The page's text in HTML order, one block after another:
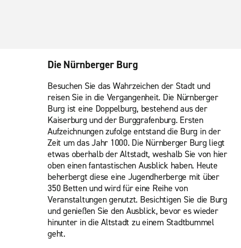
Die Nürnberger Burg
Besuchen Sie das Wahrzeichen der Stadt und
reisen Sie in die Vergangenheit. Die Nürnberger
Burg ist eine Doppelburg, bestehend aus der
Kaiserburg und der Burggrafenburg. Ersten
Aufzeichnungen zufolge entstand die Burg in der
Zeit um das Jahr 1000. Die Nürnberger Burg liegt
etwas oberhalb der Altstadt, weshalb Sie von hier
oben einen fantastischen Ausblick haben. Heute
beherbergt diese eine Jugendherberge mit über
350 Betten und wird für eine Reihe von
Veranstaltungen genutzt. Besichtigen Sie die Burg
und genießen Sie den Ausblick, bevor es wieder
hinunter in die Altstadt zu einem Stadtbummel
geht.